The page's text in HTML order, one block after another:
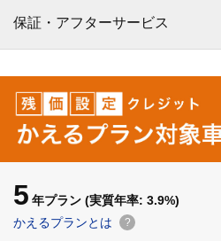
保証・アフターサービス
5 年プラン (実質年率: 3.9%)
かえるプランとは
?